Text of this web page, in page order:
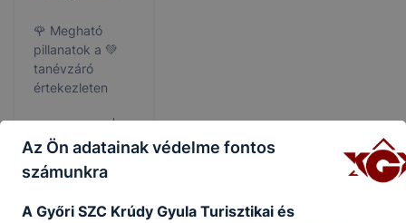
🌹 Megható
pillanatok a 💚
tanévzáró
értekezleten
Az Ön adatainak védelme fontos
számunkra
A Győri SZC Krúdy Gyula Turisztikai és